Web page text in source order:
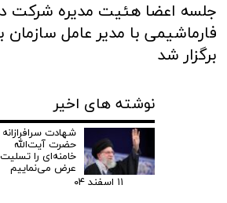
جلسه اعضا هئیت مدیره شرکت
فارماشیمی با مدیر عامل
برگزار شد
نوشته های اخیر
شهادت سرافرازانه
حضرت آیت‌الله
خامنه‌ای را تسلیت
عرض می‌نماییم
۱۱ اسفند ۰۴